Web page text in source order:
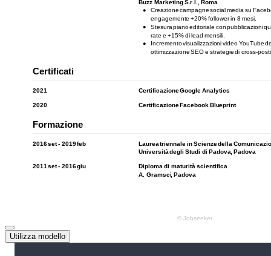
Utilizza modello